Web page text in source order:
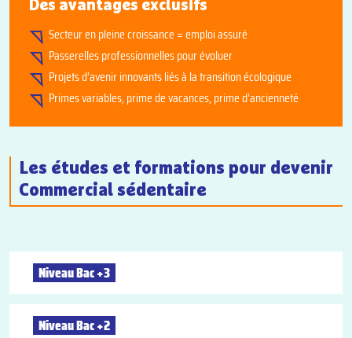
Des avantages exclusifs
Secteur en pleine croissance = emploi assuré
Passerelles professionnelles pour évoluer
Projets d’avenir innovants liés à la transition écologique
Primes variables, prime de vacances, prime d’ancienneté
Les études et formations pour devenir
Commercial sédentaire
Niveau Bac +3
BUT
Niveau Bac +2